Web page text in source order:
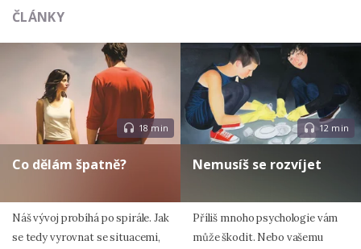
ČLÁNKY
18 min
Co dělám špatně?
Náš vývoj probíhá po spirále. Jak
se tedy vyrovnat se situacemi,
12 min
Nemusíš se rozvíjet
Příliš mnoho psychologie vám
může škodit. Nebo vašemu